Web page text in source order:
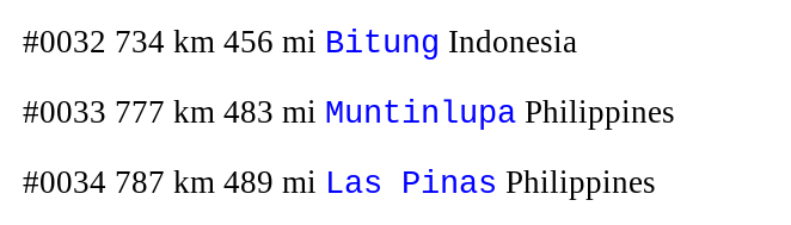
#0032 734 km 456 mi Bitung Indonesia
#0033 777 km 483 mi MuntinlupaPhilippines
#0034 787 km 489 mi Las Pinas Philippines